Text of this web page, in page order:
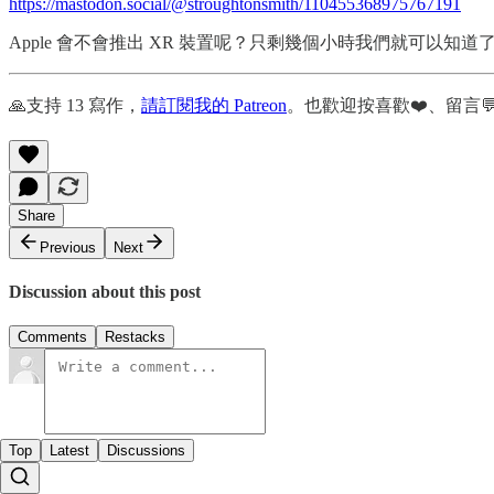
Apple 會不會推出 XR 裝置呢？只剩幾個小時我們就可以知道了
🙏支持 13 寫作， 請訂閱我的 Patreon。也歡迎按喜歡❤️、留言
Share
Previous
Next
Discussion about this post
Comments Restacks
Top Latest Discussions